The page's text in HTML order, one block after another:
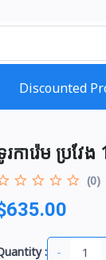
Discounted
រការ៉េម ប្រវ
(0)
: -